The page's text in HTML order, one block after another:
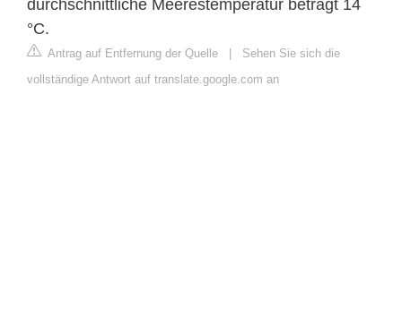
durchschnittliche Meerestemperatur beträgt 14
°C.
Antrag auf Entfernung der Quelle | Sehen Sie sich die
vollständige Antwort auf translate.google.com an